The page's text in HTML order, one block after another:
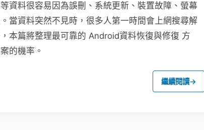
資料很容易因為誤刪、系統更新、裝置故障、螢幕
當資料突然不見時，很多人第一時間會上網搜尋解
本篇將整理最可靠的 Android資料恢復與修復 方
的機率。
繼續閱讀→